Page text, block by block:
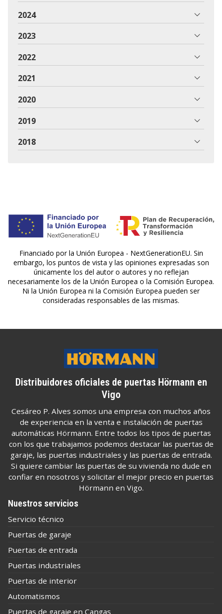
2024
2023
2022
2021
2020
2019
2018
Financiado por la Unión Europea - NextGenerationEU. Sin
embargo, los puntos de vista y las opiniones expresadas son
únicamente los del autor o autores y no reflejan
necesariamente los de la Unión Europea o la Comisión Europea.
Ni la Unión Europea ni la Comisión Europea pueden ser
consideradas responsables de las mismas.
Distribuidores oficiales de puertas Hörmann en
Vigo
Cesáreo P. Alves somos una empresa con muchos años
de experiencia en la venta e instalación de puertas
automáticas Hörmann. Entre todos los tipos de puertas
con los que trabajamos podemos destacar las puertas de
garaje, las puertas industriales y las puertas de entrada.
Si quiere cambiar las puertas de su vivienda no dude en
confiar en nosotros y solicitar el mejor precio en puertas
Hörmann en Vigo.
Nuestros servicios
Servicio técnico
Puertas de garaje
Puertas de entrada
Puertas industriales
Puertas de interior
Automatismos
Puertas de garaje en Cangas